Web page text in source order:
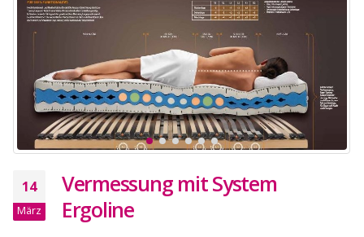
14
März
Vermessung mit System
Ergoline